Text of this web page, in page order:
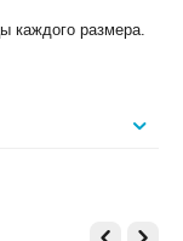
каждого размера.